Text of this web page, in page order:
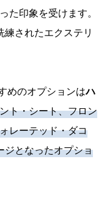
た印象を受けます。
されたエクステリ
めのオプションはハ
ト・シート、フロン
レーテッド・ダコ
ジとなったオプショ